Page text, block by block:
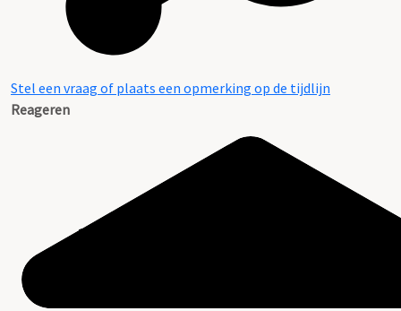
Stel een vraag of plaats een opmerking op de tijdlijn
Reageren